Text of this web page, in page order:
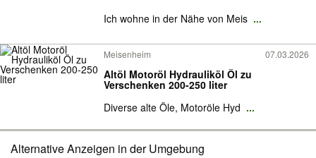
Ich wohne in der Nähe von Meis ...
Meisenheim 07.03.2026
Altöl Motoröl Hydrauliköl Öl zu
Verschenken 200-250 liter
Diverse alte Öle, Motoröle Hyd ...
Alternative Anzeigen in der Umgebung